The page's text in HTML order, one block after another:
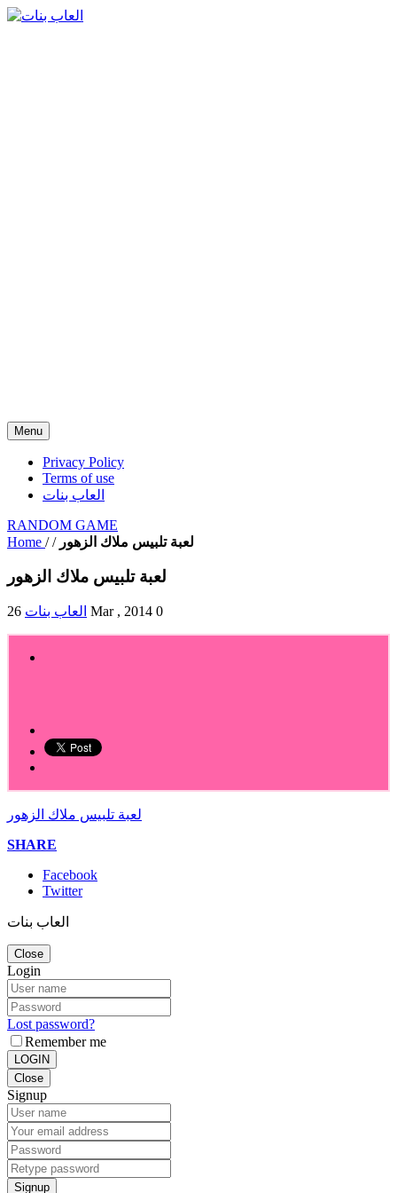
Menu
Privacy Policy
Terms of use
العاب بنات
RANDOM GAME
Home / / لعبة تلبيس ملاك الزهور
لعبة تلبيس ملاك الزهور
العاب بنات 26 Mar , 2014 0
لعبة تلبيس ملاك الزهور
SHARE
Facebook
Twitter
العاب بنات
Close
Login
Lost password?
Remember me
LOGIN
Close
Signup
Signup